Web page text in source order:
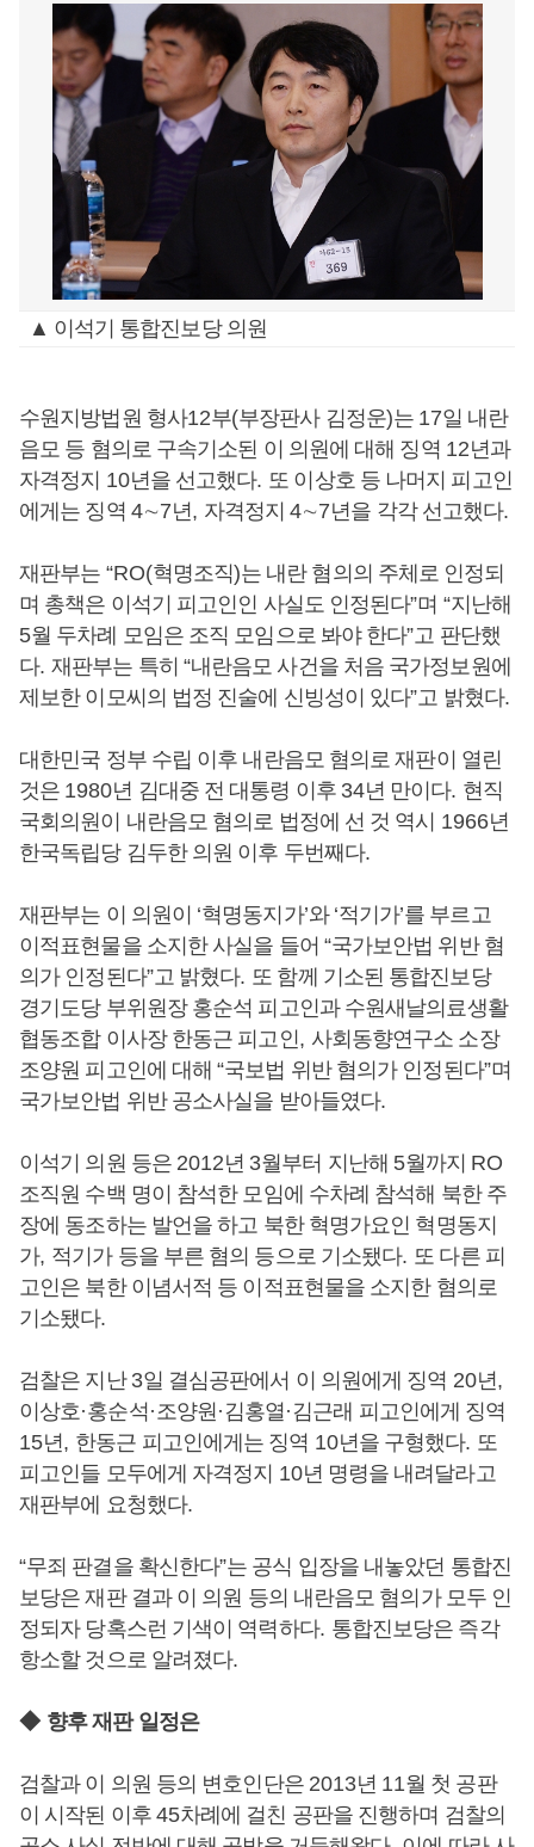
▲ 이석기 통합진보당 의원
수원지방법원 형사12부(부장판사 김정운)는 17일 내란
음모 등 혐의로 구속기소된 이 의원에 대해 징역 12년과
자격정지 10년을 선고했다. 또 이상호 등 나머지 피고인
에게는 징역 4∼7년, 자격정지4∼7년을 각각 선고했다.
재판부는 “RO(혁명조직)는 내란 혐의의 주체로 인정되
며 총책은 이석기 피고인인 사실도 인정된다”며 “지난해
5월 두차례 모임은 조직 모임으로 봐야 한다”고 판단했
다.재판부는 특히 “내란음모 사건을 처음 국가정보원에
제보한 이모씨의 법정 진술에 신빙성이 있다”고 밝혔다.
대한민국 정부 수립 이후 내란음모 혐의로 재판이 열린
것은 1980년 김대중 전 대통령 이후 34년 만이다. 현직
국회의원이 내란음모 혐의로 법정에 선 것 역시 1966년
한국독립당 김두한 의원 이후 두번째다.
재판부는 이 의원이 ‘혁명동지가’와 ‘적기가’를 부르고
이적표현물을 소지한 사실을 들어 “국가보안법 위반 혐
의가 인정된다”고 밝혔다. 또 함께 기소된 통합진보당
경기도당 부위원장 홍순석 피고인과 수원새날의료생활
협동조합 이사장 한동근 피고인, 사회동향연구소 소장
조양원 피고인에 대해“국보법 위반 혐의가 인정된다”며
국가보안법 위반 공소사실을 받아들였다.
이석기 의원 등은 2012년 3월부터 지난해 5월까지 RO
조직원 수백 명이 참석한 모임에 수차례 참석해 북한 주
장에 동조하는 발언을 하고 북한 혁명가요인 혁명동지
가, 적기가 등을 부른 혐의 등으로 기소됐다. 또 다른 피
고인은 북한 이념서적 등 이적표현물을 소지한 혐의로
기소됐다.
검찰은 지난 3일 결심공판에서 이 의원에게 징역 20년,
이상호·홍순석·조양원 ·김홍열 ·김근래 피고인에게 징역
15년, 한동근 피고인에게는 징역 10년을 구형했다. 또
피고인들 모두에게 자격정지 10년 명령을 내려달라고
재판부에 요청했다.
“무죄 판결을 확신한다”는 공식 입장을 내놓았던 통합진
보당은 재판 결과 이 의원 등의 내란음모 혐의가 모두 인
정되자 당혹스런 기색이 역력하다. 통합진보당은 즉각
항소할 것으로 알려졌다.
◆ 향후 재판 일정은
검찰과 이 의원 등의 변호인단은 2013년 11월 첫 공판
이 시작된 이후 45차례에 걸친 공판을 진행하며 검찰의